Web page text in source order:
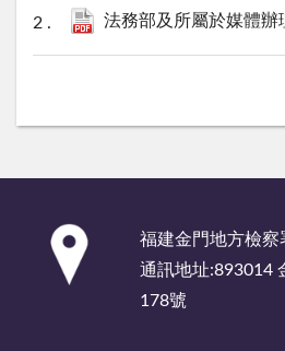
法務部及所屬於媒體辦理政策宣導相關廣
福建金門地方檢
通訊地址:893014
178號